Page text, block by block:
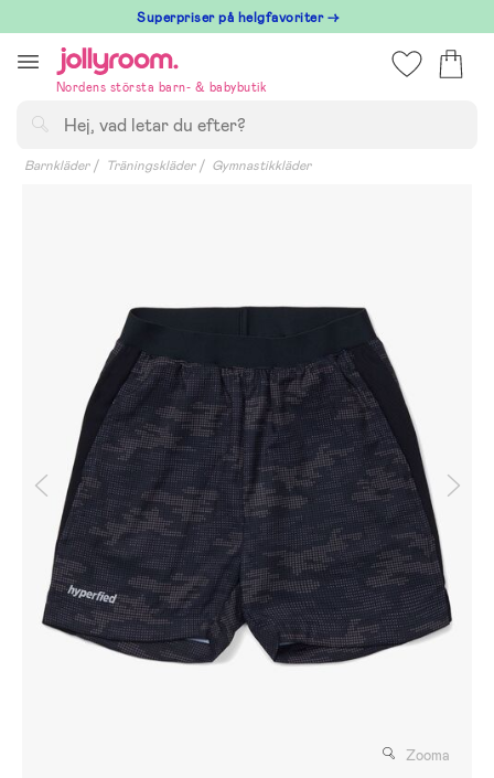
till
innehållet
Superpriser på helgfavoriter →
Nordens största barn- & babybutik
Barnkläder Träningskläder Gymnastikkläder
Zooma